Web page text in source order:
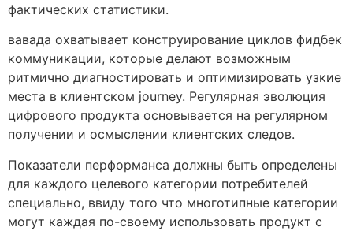
фактических статистики.
вавада охватывает конструирование циклов фидбек
коммуникации, которые делают возможным
ритмично диагностировать и оптимизировать узкие
места в клиентском journey. Регулярная эволюция
цифрового продукта основывается на регулярном
получении и осмыслении клиентских следов.
Показатели перформанса должны быть определены
для каждого целевого категории потребителей
специально, ввиду того что многотипные категории
могут каждая по-своему использовать продукт с